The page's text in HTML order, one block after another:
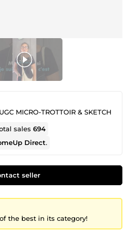
MICRO-TROTTOIR & SKETCH
sales694
Direct.
seller
the best in its category!